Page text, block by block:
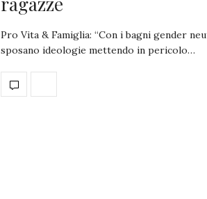
Pro Vita & Famiglia: “Con i bagni gender
sposano ideologie mettendo in pericolo…